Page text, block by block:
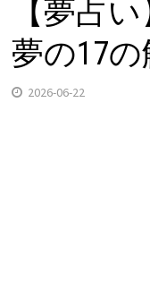
【夢占
夢の17の
2026-06-22